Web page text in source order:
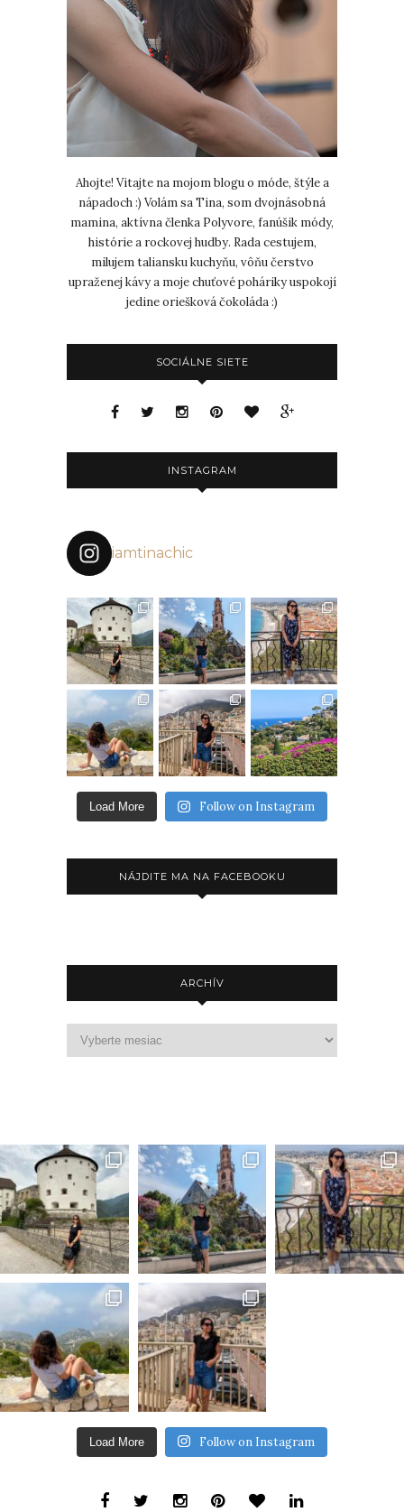
Ahojte! Vitajte na mojom blogu o móde, štýle a
nápadoch :) Volám sa Tina, som dvojnásobná
mamina, aktívna členka Polyvore, fanúšik módy,
histórie a rockovej hudby. Rada cestujem,
milujem taliansku kuchyňu, vôňu čerstvo
upraženej kávy a moje chuťové poháriky uspokojí
jedine oriešková čokoláda :)
SOCIÁLNE SIETE
INSTAGRAM
iamtinachic
Load More Follow on Instagram
NÁJDITE MA NA FACEBOOKU
ARCHÍV
Load More Follow on Instagram